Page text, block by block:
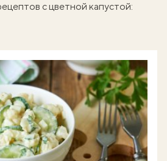
с цветной капустой: